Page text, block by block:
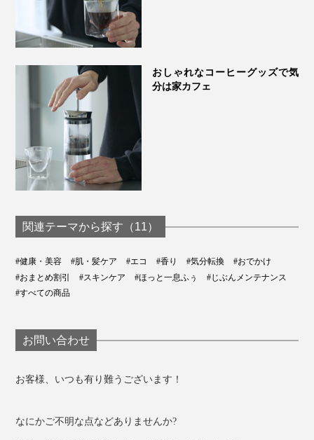
おしゃれなコーヒーグッズで気
分は家カフェ
関連テーマから探す（11）
#健康・美容 #肌・髪ケア #エコ #香り #気分転換
#おでかけ
#おまとめ割引
#スキンケア #ほっと一息ふぅ
#じぶんメンテナンス
#すべての商品
お問い合わせ
お客様、いつも有り難うございます！
なにかご不明な点などありませんか?